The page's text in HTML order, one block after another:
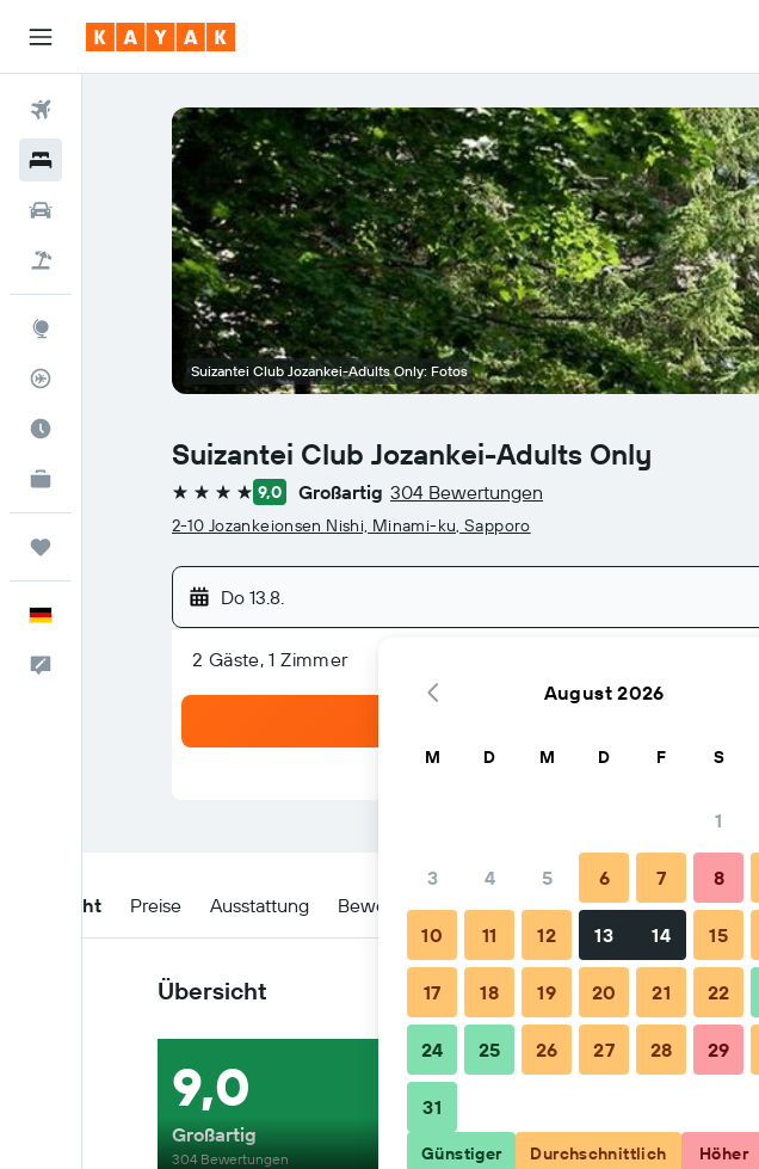
Pauschalreisen
Suizantei Club Jozankei-Adults Only
4 Sterne 9,0 Großartig 304 Bewertungen
2-10 Jozankeionsen Nishi, Minami-ku, Sapporo
Do 13.8.
2 Gäste, 1 Zimmer
Suizantei Club Jozankei-Adults Only: Fotos
Übersicht Preise Ausstattung Bewertungen Lage Tipps & häufige Fragen
Übersicht
9,0
Großartig
304 Bewertungen
August 2026
M D M D F S
1
3 4 5 6 7 8
10 11 12 13 14 15
17 18 19 20 21 22
24 25 26 27 28 29
31
Günstiger Durchschnittlich Höher